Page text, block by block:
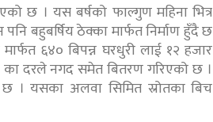
छ । यस बर्षको फाल्गुण महिना भित्र
बहुबर्षिय ठेक्का मार्फत निर्माण हुँदै छ
६४० बिपन्न घरधुरी लाई १२ हजार
का दरले नगद समेत बितरण गरिएको छ ।
छ । यसका अलवा सिमित स्रोतका बिच